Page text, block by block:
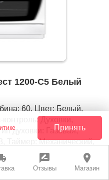
rate_review
Отзывы
place
Магазин
1200-С5 Белый
60, Цвет: Белый,
Духовки,
духовки: Газовая,
Таймер: Механический,
Эмалированная
духовки: Эмаль
дверцы духовки: 2,
Принять